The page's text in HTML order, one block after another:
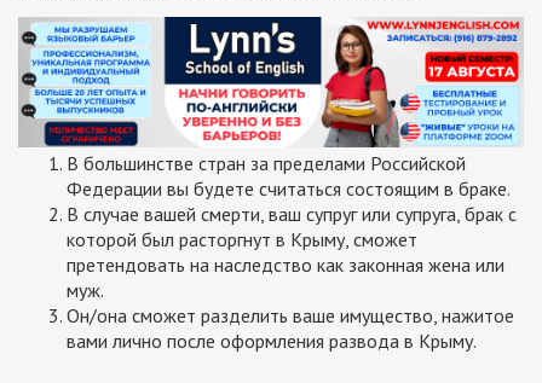
В большинстве стран за пределами Российской
Федерации вы будете считаться состоящим в браке.
В случае вашей смерти, ваш супруг или супруга, брак с
которой был расторгнут в Крыму, сможет
претендовать на наследство как законная жена или
муж.
Он/она сможет разделить ваше имущество, нажитое
вами лично после оформления развода в Крыму.